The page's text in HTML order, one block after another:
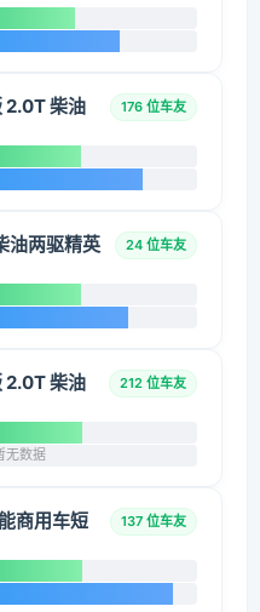
2.0T 柴油
176 位车友
油两驱精英
24 位车友
2.0T 柴油
212 位车友
无数据
商用车短
137 位车友